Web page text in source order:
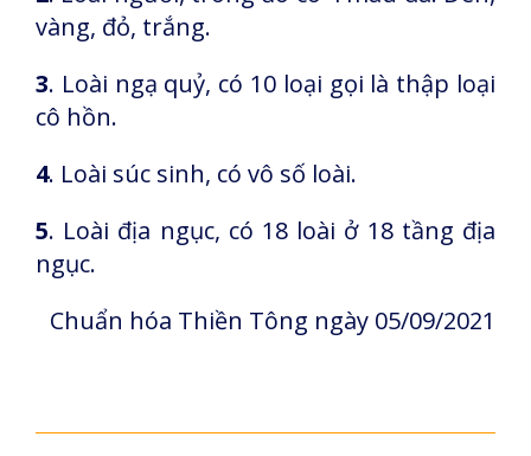
vàng, đỏ, trắng.
3. Loài ngạ quỷ, có 10 loại gọi là thập loại
cô hồn.
4. Loài súc sinh, có vô số loài.
5. Loài địa ngục, có 18 loài ở 18 tầng địa
ngục.
Chuẩn hóa Thiền Tông ngày 05/09/2021